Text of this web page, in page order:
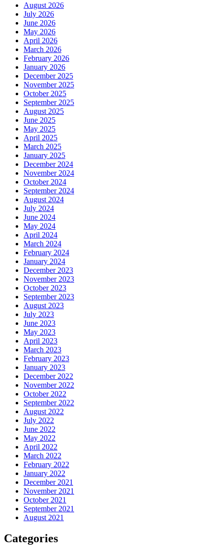
August 2026
July 2026
June 2026
May 2026
April 2026
March 2026
February 2026
January 2026
December 2025
November 2025
October 2025
September 2025
August 2025
June 2025
May 2025
April 2025
March 2025
January 2025
December 2024
November 2024
October 2024
September 2024
August 2024
July 2024
June 2024
May 2024
April 2024
March 2024
February 2024
January 2024
December 2023
November 2023
October 2023
September 2023
August 2023
July 2023
June 2023
May 2023
April 2023
March 2023
February 2023
January 2023
December 2022
November 2022
October 2022
September 2022
August 2022
July 2022
June 2022
May 2022
April 2022
March 2022
February 2022
January 2022
December 2021
November 2021
October 2021
September 2021
August 2021
Categories